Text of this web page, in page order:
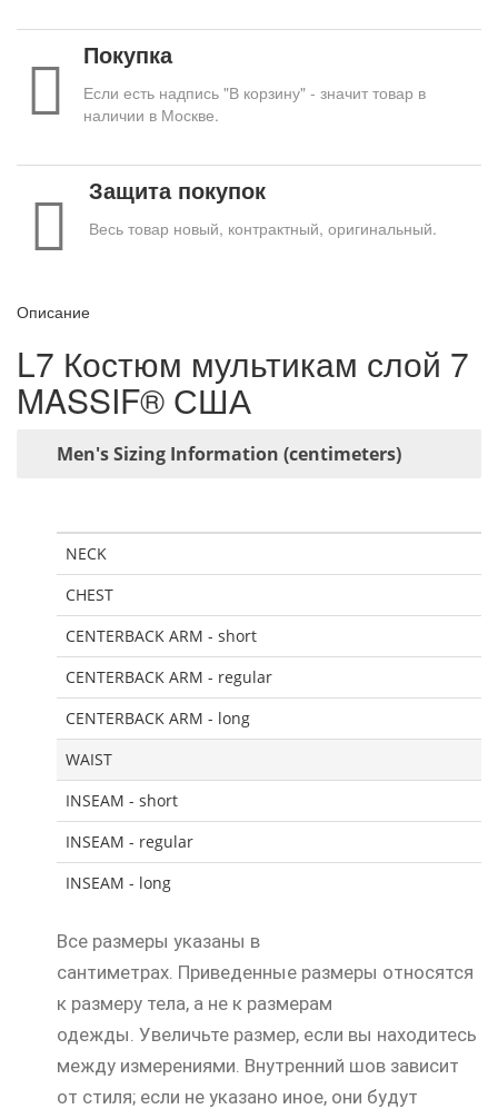
Покупка
Если есть надпись "В корзину" - значит товар в
наличии в Москве.
Защита покупок
Весь товар новый, контрактный, оригинальный.
Описание
L7 Костюм мультикам слой 7
MASSIF® США
Men's Sizing Information (centimeters)
NECK
CHEST
CENTERBACK ARM - short
CENTERBACK ARM - regular
CENTERBACK ARM - long
WAIST
INSEAM - short
INSEAM - regular
INSEAM - long
Все размеры указаны в
сантиметрах. Приведенные размеры относятся
к размеру тела, а не к размерам
одежды. Увеличьте размер, если вы находитесь
между измерениями. Внутренний шов зависит
от стиля; если не указано иное, они будут